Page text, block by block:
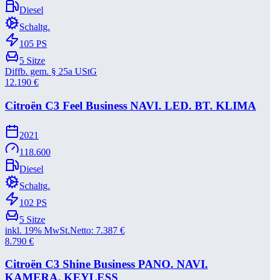
Diesel
Schaltg.
105 PS
5 Sitze
Diffb. gem. § 25a UStG
12.190 €
Citroën C3 Feel Business NAVI. LED. BT. KLIMA
2021
118.600
Diesel
Schaltg.
102 PS
5 Sitze
inkl. 19% MwSt.Netto: 7.387 €
8.790 €
Citroën C3 Shine Business PANO. NAVI.